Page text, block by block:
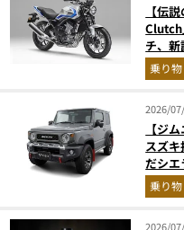
【伝
Clutch
チ、
乗り物
2026/
【ジ
スズ
だシエ
ディー
乗り物
2026/